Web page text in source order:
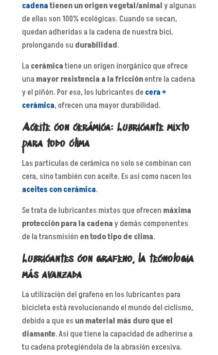
cadenatienen un origen vegetal/animaly algunas
de ellas son 100% ecológicas. Cuando se secan,
quedan adheridas a la cadena de nuestra bici,
prolongando su durabilidad.
La cerámicatiene un origen inorgánico que ofrece
una mayor resistencia a la fricciónentre la cadena
y el piñón. Por eso, los lubricantes de cera +
cerámica, ofrecen una mayor durabilidad.
Aceite con cerámica: Lubricante mixto
para todo clima
Las partículas de cerámica no solo se combinan con
cera, sino también con aceite. Es así como nacen los
aceites con cerámica.
Se trata de lubricantes mixtos que ofrecen máxima
protección para la cadenay demás componentes
de la transmisión en todo tipo de clima.
Lubricantes con grafeno, la tecnología
más avanzada
La utilización del grafeno en los lubricantes para
bicicleta está revolucionando el mundo del ciclismo,
debido a que es un material más duro que el
diamante. Así que tiene la capacidad de adherirse a
tu cadena protegiéndola de la abrasión excesiva.